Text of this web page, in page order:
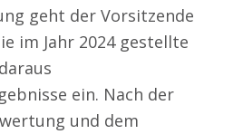
geht der Vorsitzende
im Jahr 2024 gestellte
ein. Nach der
und dem